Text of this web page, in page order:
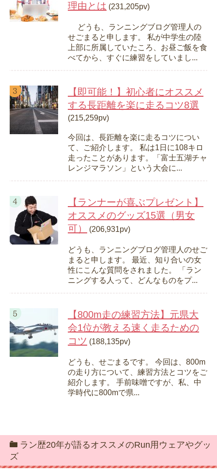
理由とは (231,205pv)
どうも、ランニングブログ管理人の
せごまると申します。 私が中学生の陸
上部に所属していたころ、お昼ご飯を食
べてから、すぐに練習をしていまし...
【即可能！】初心者にオススメ
する長距離を楽に走るコツ8選
(215,259pv)
今回は、長距離を楽に走るコツについ
て、ご紹介します。 私は1日に108キロ
走ったことがあります。「富士五湖チャ
レンジマラソン」という大会に...
【ランナーが喜ぶプレゼント】
オススメのグッズ15選（男女
可）
(206,931pv)
どうも、ランニングブログ管理人のせご
まると申します。 最近、知り合いの女
性にこんな質問をされました。 「ラン
ニングする人って、どんなものをプ...
【800m走の練習方法】元県大
会1位が教える速く走るための
コツ (188,135pv)
どうも、せごまるです。 今回は、800m
の走り方について、練習方法とコツをご
紹介します。 手前味噌ですが、私、中
学時代に800mで県...
ラン歴20年が語るオススメのRun用ウェアやグッ
ズ